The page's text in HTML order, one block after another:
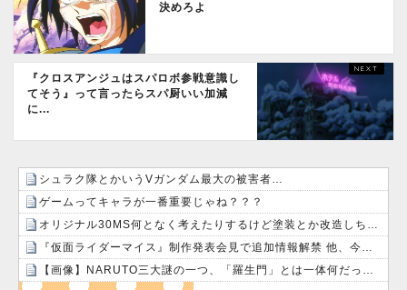
決めろよ
『クロスアンジュはスパロボ参戦意識し
てそう』って言ったらスパ厨いい加減
に...
シュラク隊とかいうVガンダム最大の被害者…
ゲームってキャラが一番重要じゃね？？？
オリジナル30MS何となく考えたりするけど塗装とか改造しちゃったら元の姿に戻せない！勿体無い！って日和る！！
『仮面ライダーマイス』制作発表会見で追加情報解禁 他、今週の備忘録（2026/7/31～2026/8/6）
【画像】NARUTO三大謎の一つ、「羅生門」とは一体何だったのか！？